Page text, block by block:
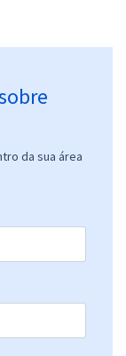
da sua área